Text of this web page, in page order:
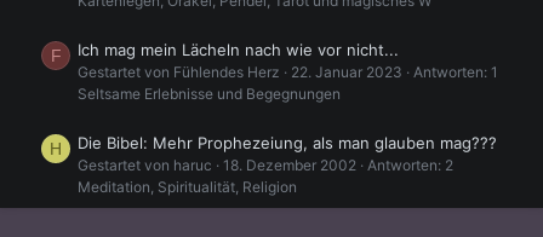
F Ich mag mein Lächeln nach wie vor nicht...
Gestartet von Fühlendes Herz 22. Januar 2023
Antworten: 1
Seltsame Erlebnisse und Begegnungen
H Die Bibel: Mehr Prophezeiung, als man glauben mag???
Gestartet von haruc 18. Dezember 2002
Antworten: 2
Meditation, Spiritualität, Religion